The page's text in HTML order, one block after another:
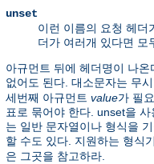
unset
이런 이름의 요청 헤더
더가 여러개 있다면 모
아규먼트 뒤에 헤더명이 나
없어도 된다. 대소문자는 무시
세번째 아규먼트 value가 필
표로 묶어야 한다. unset을 사
는 일반 문자열이나 형식을
할 수도 있다. 지원하는 형식
은 그곳을 참고하라.